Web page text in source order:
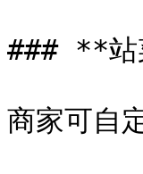
### **站
商家可自